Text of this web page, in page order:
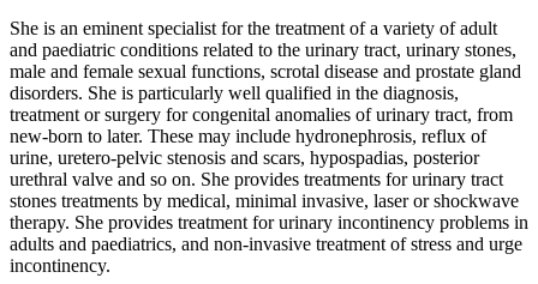
She is an eminent specialist for the treatment of a variety of adult
and paediatric conditions related to the urinary tract, urinary stones,
male and female sexual functions, scrotal disease and prostate gland
disorders. She is particularly well qualified in the diagnosis,
treatment or surgery for congenital anomalies of urinary tract, from
new-born to later. These may include hydronephrosis, reflux of
urine, uretero-pelvic stenosis and scars, hypospadias, posterior
urethral valve and so on. She provides treatments for urinary tract
stones treatments by medical, minimal invasive, laser or shockwave
therapy. She provides treatment for urinary incontinency problems in
adults and paediatrics, and non-invasive treatment of stress and urge
incontinency.